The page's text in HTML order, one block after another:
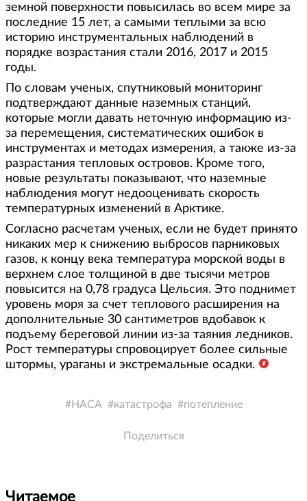
земной поверхности повысилась во всем мире за
последние 15 лет, а самыми теплыми за всю
историю инструментальных наблюдений в
порядке возрастания стали 2016, 2017 и 2015
годы.
По словам ученых, спутниковый мониторинг
подтверждают данные наземных станций,
которые могли давать неточную информацию из-
за перемещения, систематических ошибок в
инструментах и методах измерения, а также из-за
разрастания тепловых островов. Кроме того,
новые результаты показывают, что наземные
наблюдения могут недооценивать скорость
температурных изменений в Арктике.
Согласно расчетам ученых, если не будет принято
никаких мер к снижению выбросов парниковых
газов, к концу века температура морской воды в
верхнем слое толщиной в две тысячи метров
повысится на 0,78 градуса Цельсия. Это поднимет
уровень моря за счет теплового расширения на
дополнительные 30 сантиметров вдобавок к
подъему береговой линии из-за таяния ледников.
Рост температуры спровоцирует более сильные
штормы, ураганы и экстремальные осадки.
НАСА катастрофа потепление
Поделиться
Читаемое